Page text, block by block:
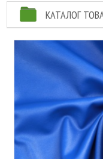
КАТАЛОГ